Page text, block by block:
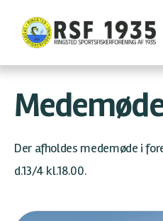
Der afholdes medemøde i
d.13/4 kl.18.00.